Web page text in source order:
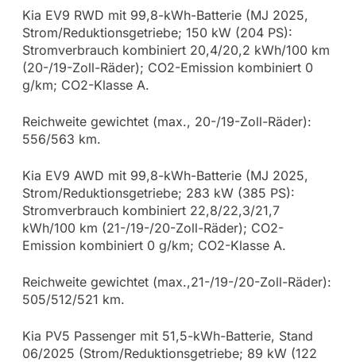
Kia EV9 RWD mit 99,8-kWh-Batterie (MJ 2025,
Strom/Reduktionsgetriebe; 150 kW (204 PS):
Stromverbrauch kombiniert 20,4/20,2 kWh/100 km
(20-/19-Zoll-Räder); CO2-Emission kombiniert 0
g/km; CO2-Klasse A.
Reichweite gewichtet (max., 20-/19-Zoll-Räder):
556/563 km.
Kia EV9 AWD mit 99,8-kWh-Batterie (MJ 2025,
Strom/Reduktionsgetriebe; 283 kW (385 PS):
Stromverbrauch kombiniert 22,8/22,3/21,7
kWh/100 km (21-/19-/20-Zoll-Räder); CO2-
Emission kombiniert 0 g/km; CO2-Klasse A.
Reichweite gewichtet (max.,21-/19-/20-Zoll-Räder):
505/512/521 km.
Kia PV5 Passenger mit 51,5-kWh-Batterie, Stand
06/2025 (Strom/Reduktionsgetriebe; 89 kW (122